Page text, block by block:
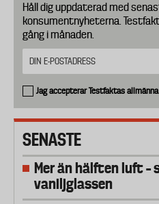
Håll dig uppdaterad med
konsumentnyheterna.
gång i månaden.
Jag accepterar Testfaktas allmänna
SENASTE
Mer än hälften luft
vaniljglassen